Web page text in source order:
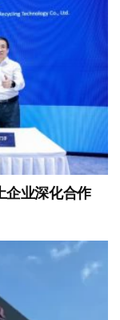
企业深化合作